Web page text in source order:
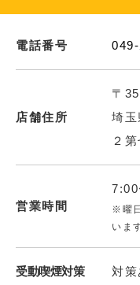
電話番号
店舗住所
〒
埼玉
２
営業時間
※曜
いま
受動喫煙対策 対